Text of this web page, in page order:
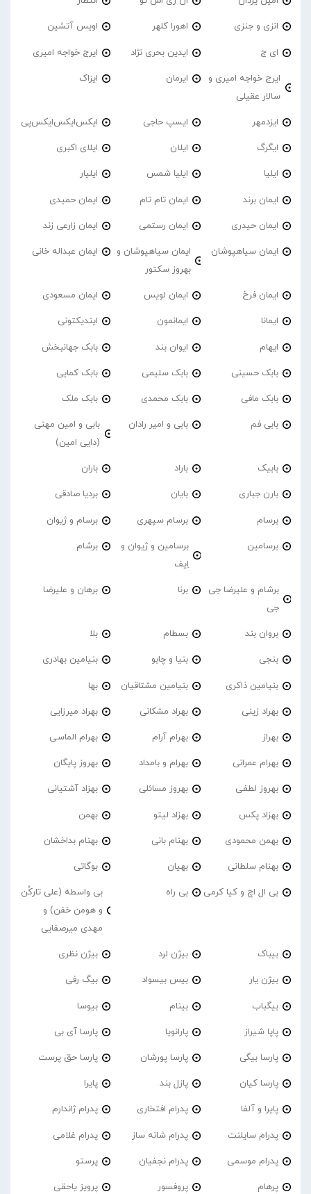
انزی و جنزی اهورا کلهر اویس آتشین
ای ج ایدین بحری نژاد ایرج خواجه امیری
ایرج خواجه امیری و
سالار عقیلی
ایرمان ایزاک
ایزدمهر ایسپ حاجی ایکس‌ایکس‌ایکس‌پی
ایگرگ ایلان ایلای اکبری
ایلیا ایلیا شمس ایلیار
ایمان برند ایمان تام تام ایمان حمیدی
ایمان حیدری ایمان رستمی ایمان زارعی زند
ایمان سیاهپوشان
ایمان سیاهپوشان و
بهروز سکتور
ایمان عبداله خانی
ایمان فرخ ایمان لویس ایمان مسعودی
ایمانا ایمانمون ایندیکتونی
ایهام ایوان بند بابک جهانبخش
بابک حسینی بابک سلیمی بابک کمایی
بابک مافی بابک محمدی بابک ملک
بابی فم بابی و امیر رادان
بابی و امین مهنی
(دایی امین)
بابیک باراد باران
بارن جباری بایان بردیا صادقی
برسام برسام سپهری برسام و ژیوان
برسامین
برسامین و ژیوان و
اِیف
برشام
برشام و علیرضا جی
جی
برنا برهان و علیرضا
بروان بند بسطام بلا
بنجی بنیا و چابو بنیامین بهادری
بنیامین ذاکری بنیامین مشتاقیان بها
بهراد زینی بهراد مشکانی بهراد میرزایی
بهراز بهرام آرام بهرام الماسی
بهرام عمرانی بهرام و بامداد بهروز پایگان
بهروز لطفی بهروز مسائلی بهزاد آشتیانی
بهزاد پکس بهزاد لیتو بهمن
بهمن محمودی بهنام بانی بهنام بداخشان
بهنام سلطانی بهیان بوگاتی
بی ال اچ و کیا کرمی بی راه
بی واسطه (علی تارکُن
و هومن خفن) و
مهدی میرصفایی
بیباک بیژن لرد بیژن نظری
بیژن یار بیس بیسواد بیگ رفی
بیگباب بینام بیوسا
پاپا شیراز پارانویا پارسا آی بی
پارسا بیگی پارسا پورشان پارسا حق پرست
پارسا کیان پازل بند پایرا
پایرا و آلفا پدرام افتخاری پدرام ژاندارم
پدرام‌ سایلنت پدرام شانه ساز پدرام غلامی
پدرام موسمی پدرام نجفیان پرستو
پرهام پروفسور پرویز یاحقی